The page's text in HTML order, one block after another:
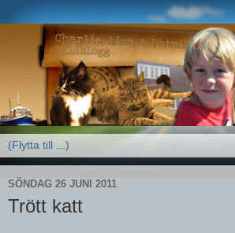
SÖNDAG 26 JUNI 2011
Trött katt